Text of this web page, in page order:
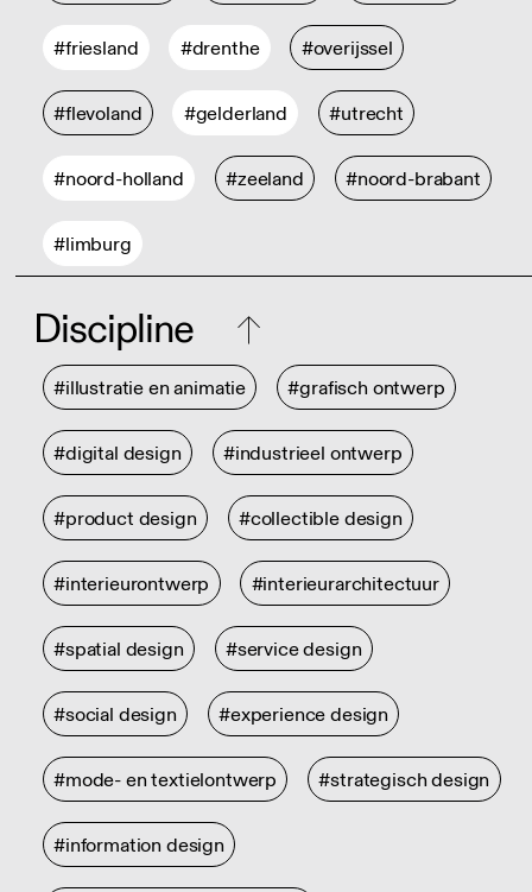
#friesland #drenthe #overijssel
#flevoland #gelderland #utrecht
#noord-holland #zeeland #noord-brabant
#limburg
Discipline
#illustratie en animatie #grafisch ontwerp
#digital design #industrieel ontwerp
#product design #collectible design
#interieurontwerp #interieurarchitectuur
#spatial design #service design
#social design #experience design
#mode- en textielontwerp #strategisch design
#information design